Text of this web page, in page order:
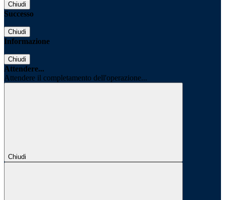
Chiudi
Successo
Chiudi
Informazione
Chiudi
Attendere...
Attendere il completamento dell'operazione...
Chiudi